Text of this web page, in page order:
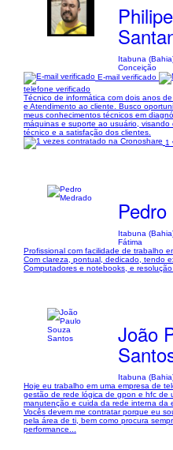
Itabuna
Conceição
E-mail verificado
telefone verificado
Técnico de informática com dois anos
e Atendimento ao cliente. Busco
meus conhecimentos técnicos em
máquinas e suporte ao usuário,
técnico e a satisfação dos clientes.
1
Itabuna
Fátima
Profissional com facilidade de trabalho
Com clareza, pontual, dedicado, tendo
Computadores e notebooks, e
João
Itabuna
Hoje eu trabalho em uma empresa de
gestão de rede lógica de gpon e hfc de
manutenção e cuida da rede interna da
Vocês devem me contratar porque eu
pela área de ti, bem como procura
performance...